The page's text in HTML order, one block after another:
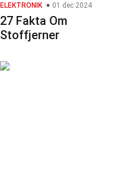
ELEKTRONIK 01 dec 2024
27 Fakta Om
Stoffjerner